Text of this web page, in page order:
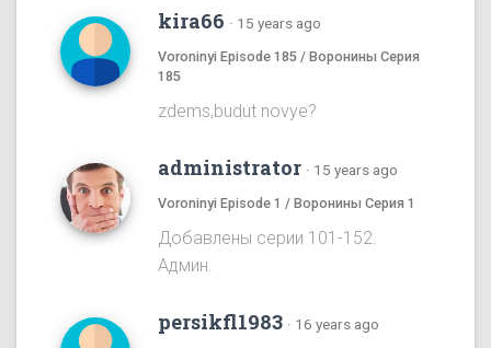
kira66 · 15 years ago
Voroninyi Episode 185 / Воронины Серия
185
zdems,budut novye?
administrator · 15 years ago
Voroninyi Episode 1 / Воронины Серия 1
Добавлены серии 101-152.
Админ.
persikfl1983 · 16 years ago